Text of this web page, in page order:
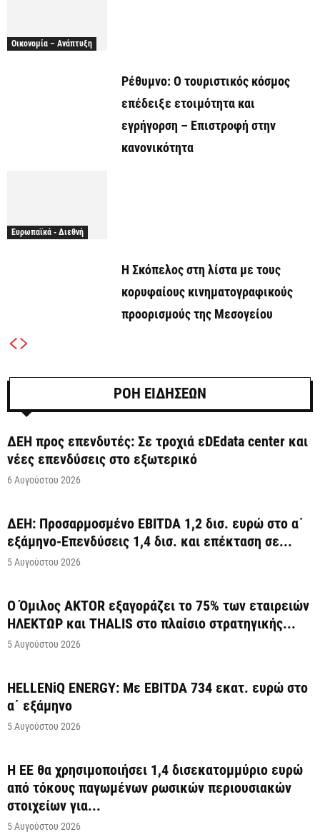
Οικονομία – Ανάπτυξη
Ρέθυμνο: Ο τουριστικός κόσμος
επέδειξε ετοιμότητα και
εγρήγορση – Επιστροφή στην
κανονικότητα
Ευρωπαϊκά - Διεθνή
Η Σκόπελος στη λίστα με τους
κορυφαίους κινηματογραφικούς
προορισμούς της Μεσογείου
ΡΟΗ ΕΙΔΗΣΕΩΝ
ΔΕΗ προς επενδυτές: Σε τροχιά εDEdata center και
νέες επενδύσεις στο εξωτερικό
6 Αυγούστου 2026
ΔΕΗ: Προσαρμοσμένο EBITDA 1,2 δισ. ευρώ στο α΄
εξάμηνο-Επενδύσεις 1,4 δισ. και επέκταση σε...
5 Αυγούστου 2026
Ο Όμιλος AKTOR εξαγοράζει το 75% των εταιρειών
ΗΛΕΚΤΩΡ και THALIS στο πλαίσιο στρατηγικής...
5 Αυγούστου 2026
HELLENiQ ENERGY: Με EBITDA 734 εκατ. ευρώ στο
α΄ εξάμηνο
5 Αυγούστου 2026
Η ΕΕ θα χρησιμοποιήσει 1,4 δισεκατομμύριο ευρώ
από τόκους παγωμένων ρωσικών περιουσιακών
στοιχείων για...
5 Αυγούστου 2026